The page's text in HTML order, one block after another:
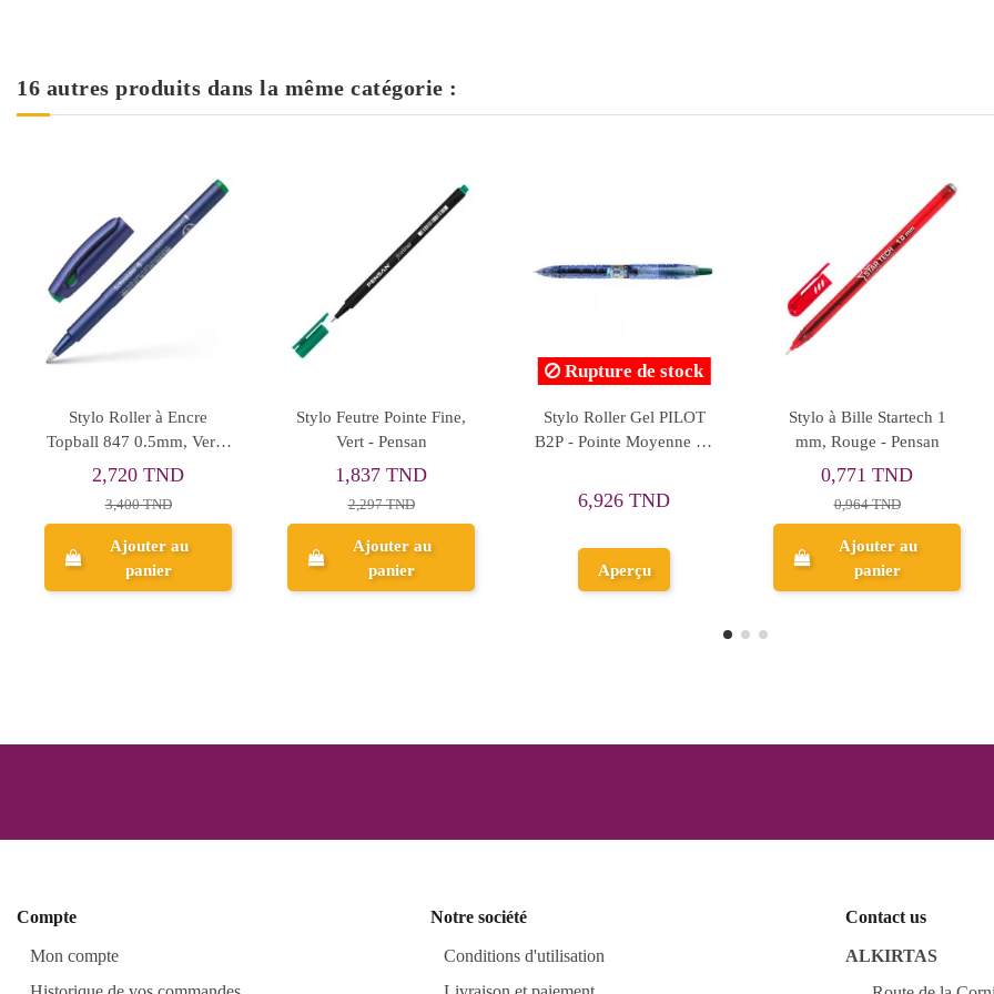
16 autres produits dans la même catégorie :
à Bille STAEDTLER
423 M Bleu
0,750 TND
Aperçu
Stylo Graph' Peps Extra
fine 0.4mm, Orange -
Maped
2,499 TND
Aperçu
Stylo à Bille Take 4 Bleu,
M - Schneider
7,750 TND
Ajouter au
panier
UNIMAX TOP TEK
FUSION GEL ROSE
2,797 TND
Aperçu
Compte
Mon compte
Notre société
Conditions d'utilisation
Contact us
ALKIRTAS